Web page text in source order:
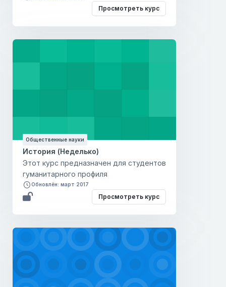
Просмотреть курс
Общественные науки
История (Неделько)
Этот курс предназначен для студентов
гуманитарного профиля
Обновлён: март 2017
Просмотреть курс